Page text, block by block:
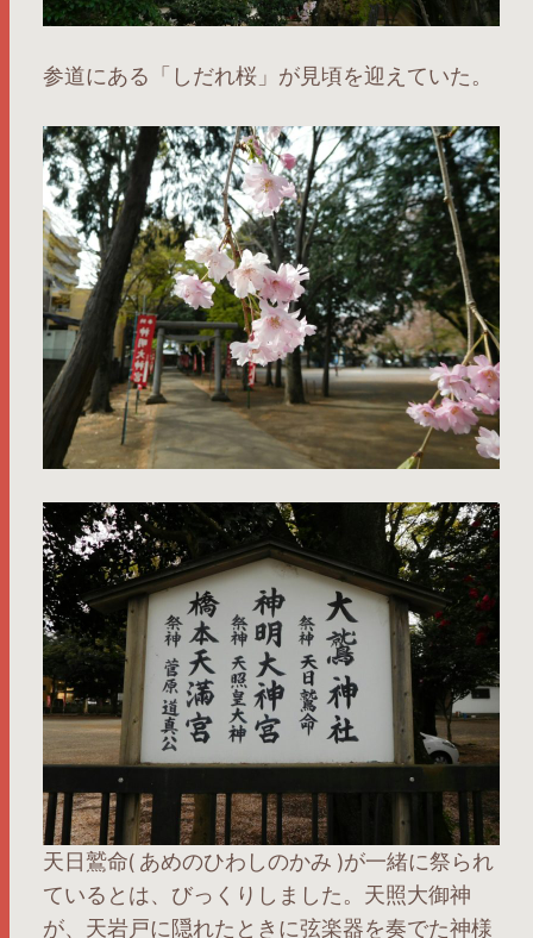
参道にある「しだれ桜」が見頃を迎えていた。
天日鷲命( あめのひわしのかみ )が一緒に祭られ
ているとは、びっくりしました。天照大御神
が、天岩戸に隠れたときに弦楽器を奏でた神様